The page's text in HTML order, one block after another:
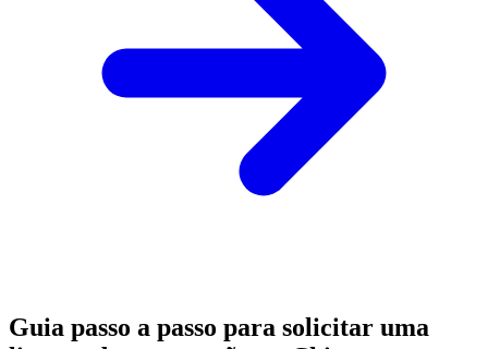
Guia passo a passo para solicitar uma